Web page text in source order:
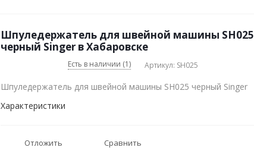
Шпуледержатель для швейной машины SH025
черный Singer в Хабаровске
Есть в наличии (1) Артикул: SH025
Шпуледержатель для швейной машины SH025 черный Singer
Характеристики
Отложить Сравнить